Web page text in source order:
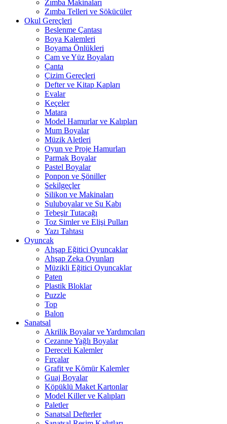
Zımba Makinaları
Zımba Telleri ve Sökücüler
Okul Gereçleri
Beslenme Çantası
Boya Kalemleri
Boyama Önlükleri
Cam ve Yüz Boyaları
Çanta
Çizim Gereçleri
Defter ve Kitap Kapları
Evalar
Keçeler
Matara
Model Hamurlar ve Kalıpları
Mum Boyalar
Müzik Aletleri
Oyun ve Proje Hamurları
Parmak Boyalar
Pastel Boyalar
Ponpon ve Şöniller
Şekilgeçler
Silikon ve Makinaları
Suluboyalar ve Su Kabı
Tebeşir Tutacağı
Toz Simler ve Elişi Pulları
Yazı Tahtası
Oyuncak
Ahşap Eğitici Oyuncaklar
Ahşap Zeka Oyunları
Müzikli Eğitici Oyuncaklar
Paten
Plastik Bloklar
Puzzle
Top
Balon
Sanatsal
Akrilik Boyalar ve Yardımcıları
Cezanne Yağlı Boyalar
Dereceli Kalemler
Fırçalar
Grafit ve Kömür Kalemler
Guaj Boyalar
Köpüklü Maket Kartonlar
Model Killer ve Kalıpları
Paletler
Sanatsal Defterler